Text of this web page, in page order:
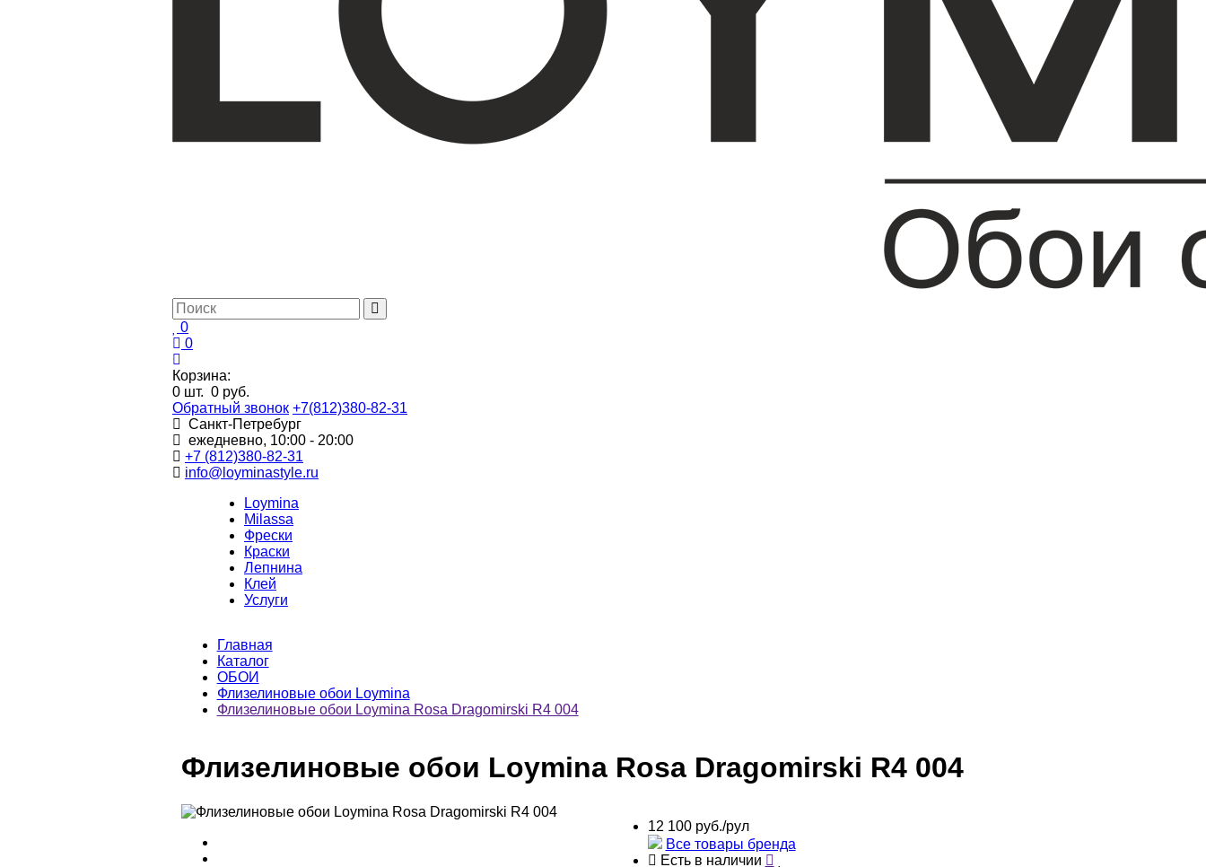
0
0
Корзина:
0 шт. 0 руб.
Обратный звонок +7(812)380-82-31
Санкт-Петребург
ежедневно, 10:00 - 20:00
+7 (812)380-82-31
info@loyminastyle.ru
Loymina
Milassa
Фрески
Краски
Лепнина
Клей
Услуги
Главная
Каталог
ОБОИ
Флизелиновые обои Loymina
Флизелиновые обои Loymina Rosa Dragomirski R4 004
Флизелиновые обои Loymina Rosa Dragomirski R4 004
12 100 руб./рул
Все товары бренда
Есть в наличии